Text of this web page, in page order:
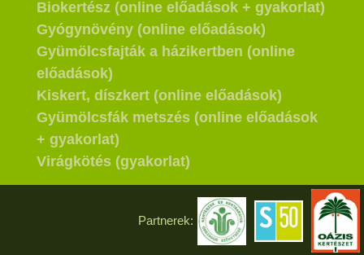
Biokertész (online előadások + gyakorlat)
Gyógynövény (online előadások)
Gyümölcsfajták a házikertben (online
előadások)
Kiskert, díszkert (online előadások)
Gyümölcsfák metszés (online előadások
+ gyakorlat)
Virágkötés (gyakorlat)
Partnerek: